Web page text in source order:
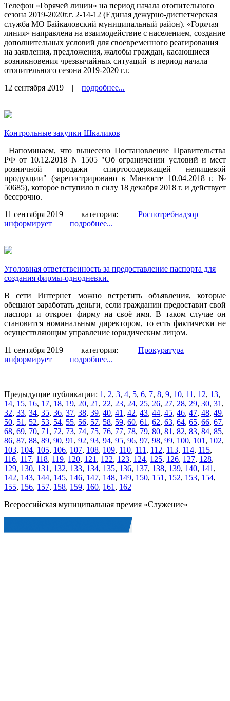
Телефон «Горячей линии» на период начала отопительного
сезона 2019-2020г.г. 2-14-12 (Единая дежурно-диспетчерская
служба МО Байкаловский муниципальный район). «Горячая
линия» направлена на взаимодействие с населением, создание
дополнительных условий для своевременного реагирования
на заявления, предложения, жалобы граждан, касающиеся
возникновения чрезвычайных ситуаций в период начала
отопительного сезона 2019-2020 г.г.
12 сентября 2019 | подробнее...
Контрольные закупки Шкаликов
Напоминаем, что вынесено Постановление Правительства
РФ от 10.12.2018 N 1505 "Об ограничении условий и мест
розничной продажи спиртосодержащей непищевой
продукции" (зарегистрировано в Минюсте 10.04.2018 г. №
50685), которое вступило в силу 18 декабря 2018 г. и действует
бессрочно.
11 сентября 2019 | категория: | Роспотребнадзор
информирует | подробнее...
Уголовная ответственность за предоставление паспорта для
создания фирмы-однодневки.
В сети Интернет можно встретить объявления, которые
обещают заработать деньги, если гражданин предоставит свой
паспорт и откроет фирму на своё имя. В таком случае он
становится номинальным директором, то есть фактически не
осуществляющим управление юридическим лицом.
11 сентября 2019 | категория: | Прокуратура
информирует | подробнее...
Предыдущие публикации: 1 , 2, 3, 4, 5, 6, 7, 8, 9, 10, 11 , 12, 13,
14, 15, 16, 17, 18, 19, 20, 21 , 22, 23, 24, 25, 26, 27, 28, 29, 30, 31 ,
32, 33, 34, 35, 36, 37, 38, 39, 40, 41 , 42, 43, 44, 45, 46, 47, 48, 49,
50, 51 , 52, 53, 54, 55, 56, 57, 58, 59, 60, 61 , 62, 63, 64, 65, 66, 67,
68, 69, 70, 71 , 72, 73, 74, 75, 76, 77, 78, 79, 80, 81 , 82, 83, 84, 85,
86, 87, 88, 89, 90, 91 , 92, 93, 94, 95, 96, 97, 98, 99, 100, 101 , 102,
103, 104, 105, 106, 107, 108, 109, 110, 111 , 112, 113, 114, 115,
116, 117, 118, 119, 120, 121 , 122, 123, 124, 125, 126, 127, 128,
129, 130, 131 , 132, 133, 134, 135, 136, 137, 138, 139, 140, 141 ,
142, 143, 144, 145, 146, 147, 148, 149, 150, 151 , 152, 153, 154,
155, 156, 157, 158, 159, 160, 161 , 162
Всероссийская муниципальная премия «Служение»